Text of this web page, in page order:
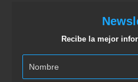
Recibe la mejor